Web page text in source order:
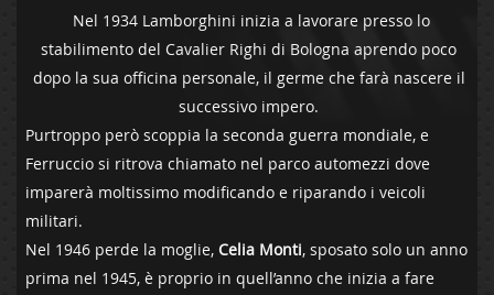
Nel 1934 Lamborghini inizia a lavorare presso lo
stabilimento del Cavalier Righi di Bologna aprendo poco
dopo la sua officina personale, il germe che farà nascere il
successivo impero.
Purtroppo però scoppia la seconda guerra mondiale, e
Ferruccio si ritrova chiamato nel parco automezzi dove
imparerà moltissimo modificando e riparando i veicoli
militari.
Nel 1946 perde la moglie, Celia Monti, sposato solo un anno
prima nel 1945, è proprio in quell’anno che inizia a fare